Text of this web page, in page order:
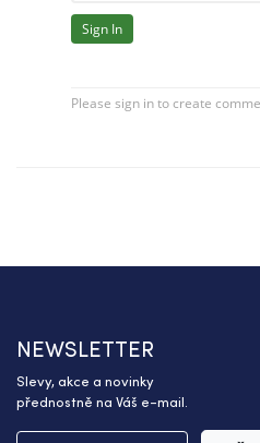
NEWSLETTER
Slevy, akce a novinky
přednostně na Váš e-mail.